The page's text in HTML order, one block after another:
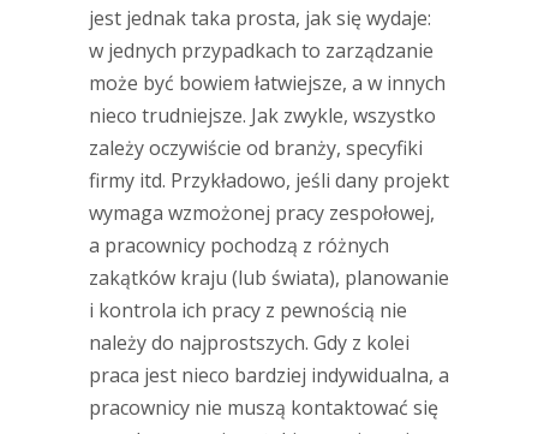
jest jednak taka prosta, jak się wydaje:
w jednych przypadkach to zarządzanie
może być bowiem łatwiejsze, a w innych
nieco trudniejsze. Jak zwykle, wszystko
zależy oczywiście od branży, specyfiki
firmy itd. Przykładowo, jeśli dany projekt
wymaga wzmożonej pracy zespołowej,
a pracownicy pochodzą z różnych
zakątków kraju (lub świata), planowanie
i kontrola ich pracy z pewnością nie
należy do najprostszych. Gdy z kolei
praca jest nieco bardziej indywidualna, a
pracownicy nie muszą kontaktować się